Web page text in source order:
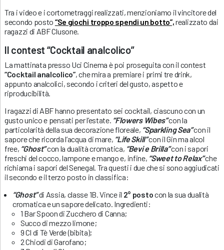
Tra i video e i cortometraggi realizzati, menzioniamo il vincitore del
secondo posto “Se giochi troppo spendi un botto”,realizzato dai
ragazzi di ABF Clusone.
Il contest “Cocktail analcolico”
La mattinata presso Uci Cinema è poi proseguita con il contest
“Cocktail analcolico”, che mira a premiare i primi tre drink,
appunto analcolici, secondo i criteri del gusto, aspetto e
riproducibilità.
I ragazzi di ABF hanno presentato sei cocktail, ciascuno con un
gusto unico e pensati per l’estate. “Flowers Wibes”con la
particolarità della sua decorazione floreale, “Sparkling Sea”con il
sapore che ricorda l’acqua di mare, “Life Skill”con il Gin ma alcol
free, “Ghost”con la dualità cromatica, “Bevi e Brilla”con i sapori
freschi del cocco, lampone e mango e, infine, “Sweet to Relax”che
richiama i sapori del Senegal. Tra questi i due che si sono aggiudicati
il secondo e il terzo posto in classifica:
“Ghost”di Assia, classe 1B. Vince il 2° postocon la sua dualità
cromatica e un sapore delicato. Ingredienti:
1 Bar Spoon di Zucchero di Canna;
Succo di mezzo limone;
9 Cl di Tè Verde (bibita);
2 Chiodi di Garofano;